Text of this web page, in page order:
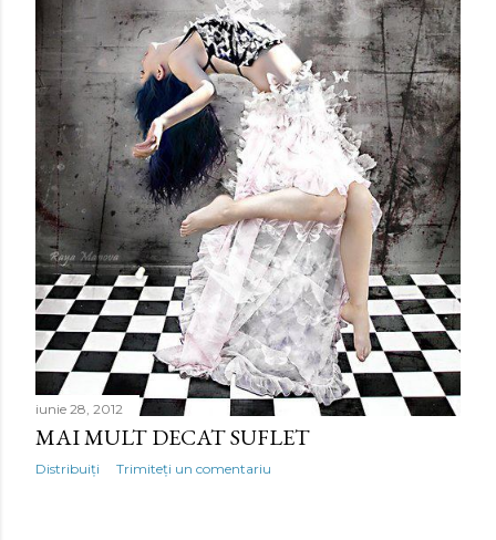
iunie 28, 2012
MAI MULT DECAT SUFLET
Distribuiți Trimiteți un comentariu